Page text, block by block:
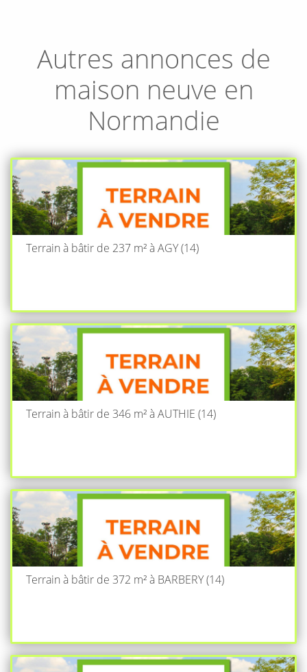
Autres annonces de
maison neuve en
Normandie
Terrain à bâtir de 237 m² à AGY (14)
Terrain à bâtir de 346 m² à AUTHIE (14)
Terrain à bâtir de 372 m² à BARBERY (14)